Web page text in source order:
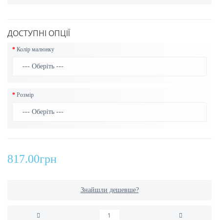
ДОСТУПНІ ОПЦІЇ
Колір малюнку
Розмір
817.00грн
Знайшли дешевше?